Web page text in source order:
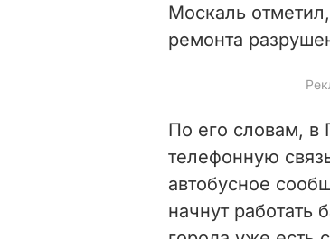
Москаль
ремонта
По его словам, в
телефонную
автобусное
начнут